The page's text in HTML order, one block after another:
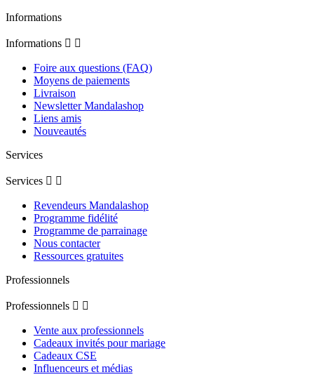
Informations
Informations  
Foire aux questions (FAQ)
Moyens de paiements
Livraison
Newsletter Mandalashop
Liens amis
Nouveautés
Services
Services  
Revendeurs Mandalashop
Programme fidélité
Programme de parrainage
Nous contacter
Ressources gratuites
Professionnels
Professionnels  
Vente aux professionnels
Cadeaux invités pour mariage
Cadeaux CSE
Influenceurs et médias